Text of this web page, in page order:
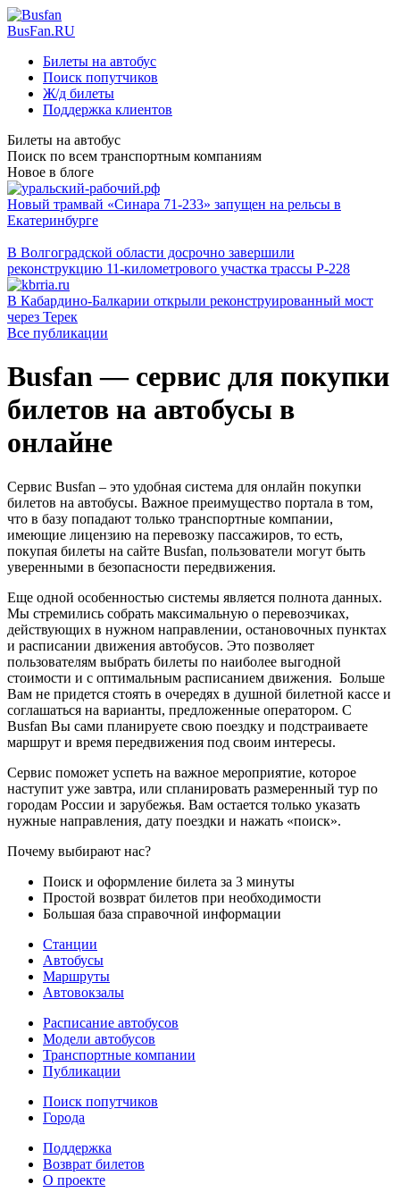
BusFan.RU
Билеты на автобус
Поиск попутчиков
Ж/д билеты
Поддержка клиентов
Билеты на автобус
Поиск по всем транспортным компаниям
Новое в блоге
Новый трамвай «Синара 71-233» запущен на рельсы в
Екатеринбурге
В Волгоградской области досрочно завершили
реконструкцию 11-километрового участка трассы Р-228
В Кабардино-Балкарии открыли реконструированный мост
через Терек
Все публикации
Busfan — сервис для покупки
билетов на автобусы в
онлайне
Сервис Busfan – это удобная система для онлайн покупки
билетов на автобусы. Важное преимущество портала в том,
что в базу попадают только транспортные компании,
имеющие лицензию на перевозку пассажиров, то есть,
покупая билеты на сайте Busfan, пользователи могут быть
уверенными в безопасности передвижения.
Еще одной особенностью системы является полнота данных.
Мы стремились собрать максимальную о перевозчиках,
действующих в нужном направлении, остановочных пунктах
и расписании движения автобусов. Это позволяет
пользователям выбрать билеты по наиболее выгодной
стоимости и с оптимальным расписанием движения. Больше
Вам не придется стоять в очередях в душной билетной кассе и
соглашаться на варианты, предложенные оператором. С
Busfan Вы сами планируете свою поездку и подстраиваете
маршрут и время передвижения под своим интересы.
Сервис поможет успеть на важное мероприятие, которое
наступит уже завтра, или спланировать размеренный тур по
городам России и зарубежья. Вам остается только указать
нужные направления, дату поездки и нажать «поиск».
Почему выбирают нас?
Поиск и оформление билета за 3 минуты
Простой возврат билетов при необходимости
Большая база справочной информации
Станции
Автобусы
Маршруты
Автовокзалы
Расписание автобусов
Модели автобусов
Транспортные компании
Публикации
Поиск попутчиков
Города
Поддержка
Возврат билетов
О проекте